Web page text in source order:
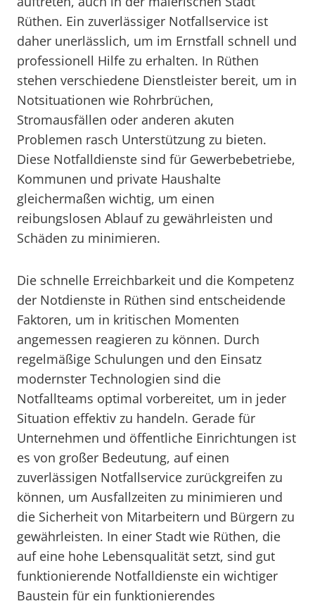
Rüthen. Ein zuverlässiger Notfallservice ist
daher unerlässlich, um im Ernstfall schnell und
professionell Hilfe zu erhalten. In Rüthen
stehen verschiedene Dienstleister bereit, um in
Notsituationen wie Rohrbrüchen,
Stromausfällen oder anderen akuten
Problemen rasch Unterstützung zu bieten.
Diese Notfalldienste sind für Gewerbebetriebe,
Kommunen und private Haushalte
gleichermaßen wichtig, um einen
reibungslosen Ablauf zu gewährleisten und
Schäden zu minimieren.
Die schnelle Erreichbarkeit und die Kompetenz
der Notdienste in Rüthen sind entscheidende
Faktoren, um in kritischen Momenten
angemessen reagieren zu können. Durch
regelmäßige Schulungen und den Einsatz
modernster Technologien sind die
Notfallteams optimal vorbereitet, um in jeder
Situation effektiv zu handeln. Gerade für
Unternehmen und öffentliche Einrichtungen ist
es von großer Bedeutung, auf einen
zuverlässigen Notfallservice zurückgreifen zu
können, um Ausfallzeiten zu minimieren und
die Sicherheit von Mitarbeitern und Bürgern zu
gewährleisten. In einer Stadt wie Rüthen, die
auf eine hohe Lebensqualität setzt, sind gut
funktionierende Notfalldienste ein wichtiger
Baustein für ein funktionierendes